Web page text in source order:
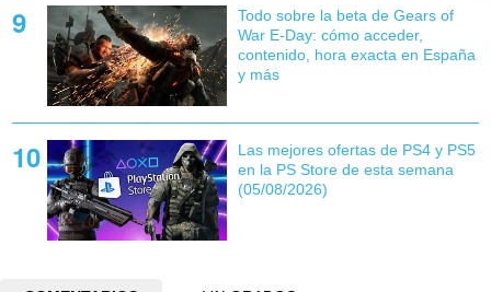
Todo sobre la beta de Gears of
War E-Day: cómo acceder,
contenido, hora exacta en España
y más
Las mejores ofertas de PS4 y PS5
en la PS Store de esta semana
(05/08/2026)